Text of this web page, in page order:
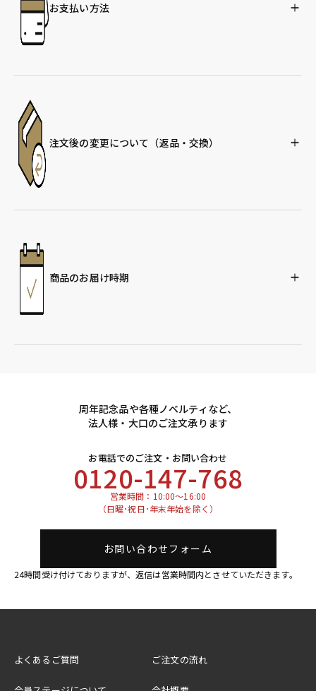
お支払い方法
注文後の変更について （返品・交換）
商品のお届け時期
周年記念品や各種ノベルティなど、
法人様・大口のご注文承ります
お電話でのご注文・お問い合わせ
0120-147-768
営業時間：10:00～16:00
（日曜･祝日･年末年始を除く）
お問い合わせフォーム
24時間受け付けておりますが、返信は営業時間内とさせていただきます。
よくあるご質問 ご注文の流れ